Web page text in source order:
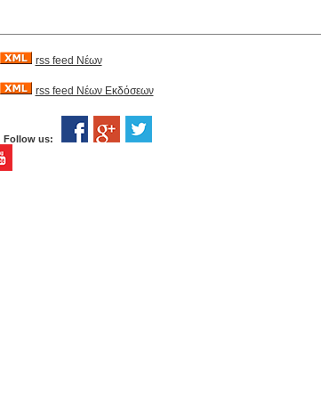
rss feed Νέων
rss feed Νέων Εκδόσεων
Follow us: